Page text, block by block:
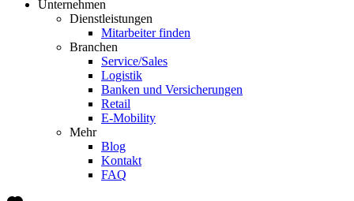
Unternehmen
Dienstleistungen
Mitarbeiter finden
Branchen
Service/Sales
Logistik
Banken und Versicherungen
Retail
E-Mobility
Mehr
Blog
Kontakt
FAQ